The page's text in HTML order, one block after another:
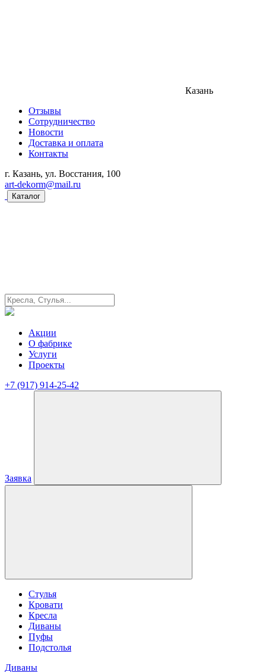
Казань
Отзывы
Сотрудничество
Новости
Доставка и оплата
Контакты
г. Казань, ул. Восстания, 100
art-dekorm@mail.ru
Каталог
Акции
О фабрике
Услуги
Проекты
+7 (917) 914-25-42
Заявка
Стулья
Кровати
Кресла
Диваны
Пуфы
Подстолья
Диваны